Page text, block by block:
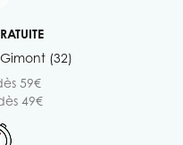
(32)
59€
49€